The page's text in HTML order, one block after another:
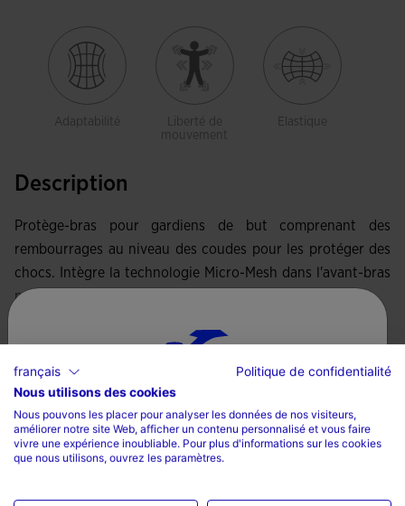
Adaptabilité
Liberté de
mouvement
Elastique
Description
Protège-bras pour gardiens de but comprenant des
rembourrages au niveau des coudes pour les protéger des
chocs. Intègre la technologie Micro-Mesh dans l'avant-bras
pour favoriser la transpiration.
Lire plus
Caractéristiques
Tissu élastique
Sélectionnez un pays et une langue
Pays
La France
français
Politique de confidentialité
Nous utilisons des cookies
Nous pouvons les placer pour analyser les données de nos visiteurs,
améliorer notre site Web, afficher un contenu personnalisé et vous faire
vivre une expérience inoubliable. Pour plus d'informations sur les cookies
que nous utilisons, ouvrez les paramètres.